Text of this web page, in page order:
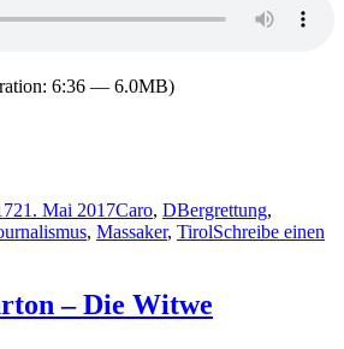
6:36 — 6.0MB)
21. Mai 2017Caro, DBergrettung,
, Massaker, TirolSchreibe einen
– Die Witwe